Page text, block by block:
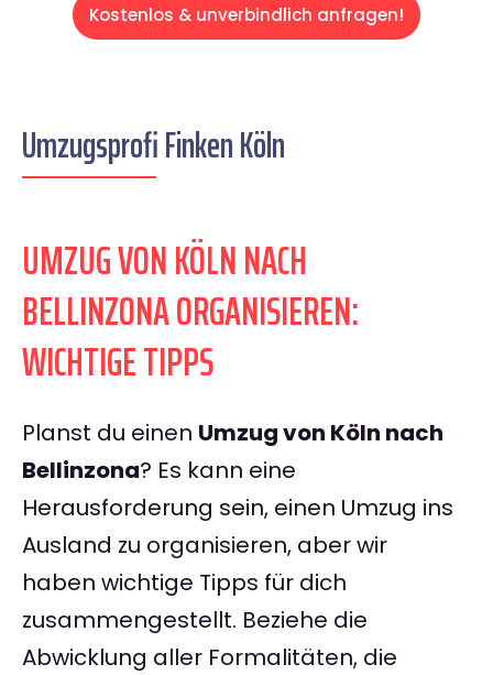
Kostenlos & unverbindlich anfragen!
Umzugsprofi Finken Köln
UMZUG VON KÖLN NACH
BELLINZONA ORGANISIEREN:
WICHTIGE TIPPS
Planst du einen Umzug von Köln nach
Bellinzona? Es kann eine
Herausforderung sein, einen Umzug ins
Ausland zu organisieren, aber wir
haben wichtige Tipps für dich
zusammengestellt. Beziehe die
Abwicklung aller Formalitäten, die